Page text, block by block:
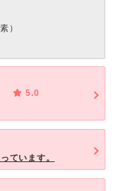
）
5.0
ています。